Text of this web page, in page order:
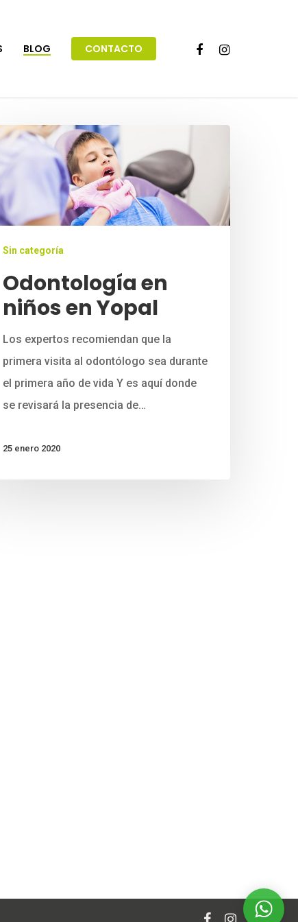
BLOG CONTACTO
Sin categoría
Odontología en
niños en Yopal
Los expertos recomiendan que la
primera visita al odontólogo sea durante
el primera año de vida Y es aquí donde
se revisará la presencia de…
25 enero 2020